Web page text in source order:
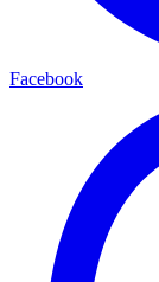
Facebook